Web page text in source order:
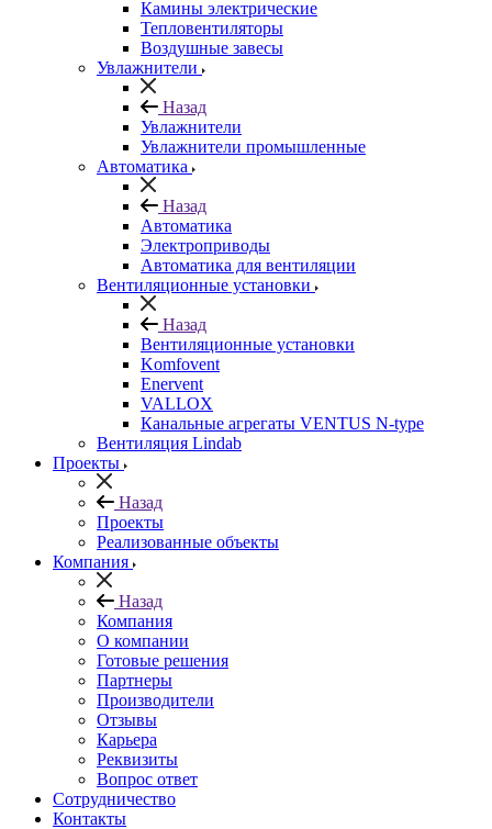
Камины электрические
Тепловентиляторы
Воздушные завесы
Увлажнители
Назад
Увлажнители
Увлажнители промышленные
Автоматика
Назад
Автоматика
Электроприводы
Автоматика для вентиляции
Вентиляционные установки
Назад
Вентиляционные установки
Komfovent
Enervent
VALLOX
Канальные агрегаты VENTUS N-type
Вентиляция Lindab
Проекты
Назад
Проекты
Реализованные объекты
Компания
Назад
Компания
О компании
Готовые решения
Партнеры
Производители
Отзывы
Карьера
Реквизиты
Вопрос ответ
Сотрудничество
Контакты